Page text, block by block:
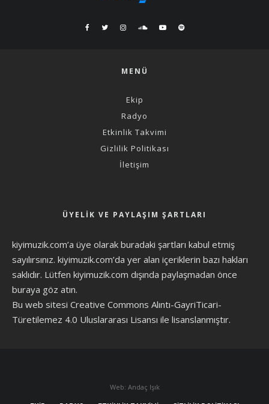
MENÜ
Ekip
Radyo
Etkinlik Takvimi
Gizlilik Politikası
İletişim
ÜYELIK VE PAYLAŞIM ŞARTLARI
kiyimuzik.com’a üye olarak buradaki şartları kabul etmiş
sayılırsınız. kiyimuzik.com’da yer alan içeriklerin bazı hakları
saklıdır. Lütfen kiyimuzik.com dışında paylaşmadan önce
buraya göz atın.
Bu web sitesi Creative Commons Alıntı-GayriTicari-
Türetilemez 4.0 Uluslararası Lisansı ile lisanslanmıştır.
Web: Andaç Işık